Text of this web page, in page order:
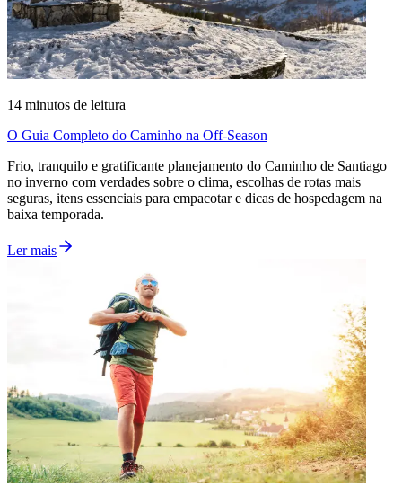
14 minutos de leitura
O Guia Completo do Caminho na Off-Season
Frio, tranquilo e gratificante planejamento do Caminho de Santiago
no inverno com verdades sobre o clima, escolhas de rotas mais
seguras, itens essenciais para empacotar e dicas de hospedagem na
baixa temporada.
Ler mais